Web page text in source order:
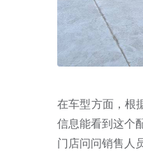
在车型方面，根
信息能看到这个
门店问问销售人